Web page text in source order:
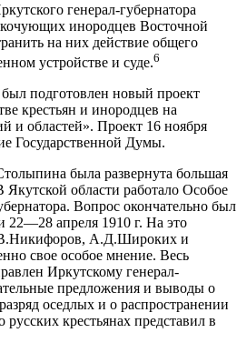
генерал-губернатора
инородцев Восточной
на них действие общего
устройстве и суде.6
подготовлен новый проект
крестьян и инородцев на
и областей». Проект 16 ноября
Государственной Думы.
была развернута большая
области работало Особое
Вопрос окончательно был
22—28 апреля 1910 г. На это
А.Д.Широких и
свое особое мнение. Весь
Иркутскому генерал-
предложения и выводы о
оседлых и о распространении
крестьянах представил в